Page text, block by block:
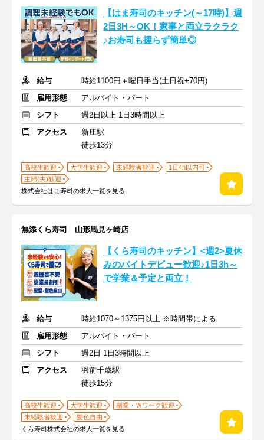
【はま寿司のキッチン(～17時)】週
2日3H～OK！家事と両立ラクラク
♪お寿司も握らず簡単◎
給与
時給1100円＋曜日手当(土日祝+70円)
雇用形態
アルバイト・パート
シフト
週2日以上 1日3時間以上
アクセス
新庄駅
徒歩13分
高校生歓迎 大学生歓迎 未経験者歓迎
1日4h以内可
主婦(夫)歓迎
株式会社はま寿司の求人一覧を見る
無添くら寿司 山形馬見ヶ崎店
【くら寿司のキッチン】<週2>夏休
みのバイトデビュー歓迎♪1日3h～
で学業＆予定と両立！
給与
時給1070～1375円以上 ※時間帯による
雇用形態
アルバイト・パート
シフト
週2日 1日3時間以上
アクセス
羽前千歳駅
徒歩15分
高校生歓迎 大学生歓迎
副業・Ｗワーク歓迎
未経験者歓迎
髪色自由
くら寿司株式会社の求人一覧を見る